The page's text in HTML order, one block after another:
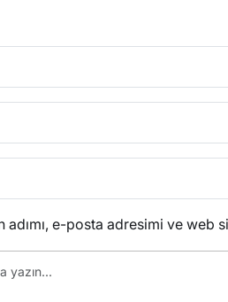
e-posta adresimi ve web